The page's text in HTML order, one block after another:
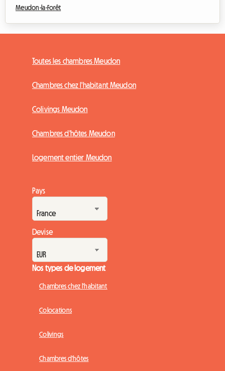
Meudon-la-Forêt
Toutes les chambres Meudon
Chambres chez l'habitant Meudon
Colivings Meudon
Chambres d'hôtes Meudon
Logement entier Meudon
Pays
Devise
Nos types de logement
Chambres chez l'habitant
Colocations
Colivings
Chambres d'hôtes